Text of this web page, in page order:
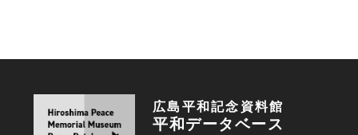
広島平和記念資料館
平和データベース